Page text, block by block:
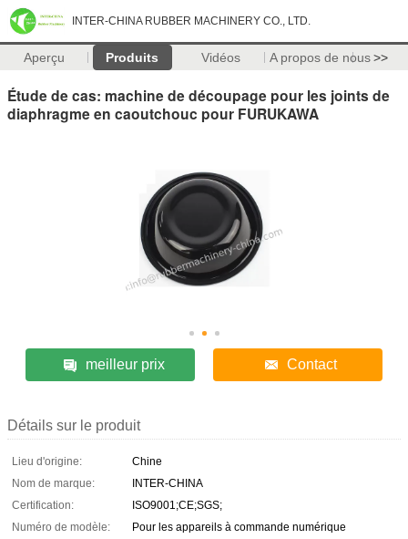
INTER-CHINA RUBBER MACHINERY CO., LTD.
Aperçu Produits Vidéos A propos de nous>>
Étude de cas: machine de découpage pour les joints de
diaphragme en caoutchouc pour FURUKAWA
meilleur prix Contact
Détails sur le produit
Lieu d'origine:
Chine
Nom de marque:
INTER-CHINA
Certification:
ISO9001;CE;SGS;
Numéro de modèle:
Pour les appareils à commande numérique